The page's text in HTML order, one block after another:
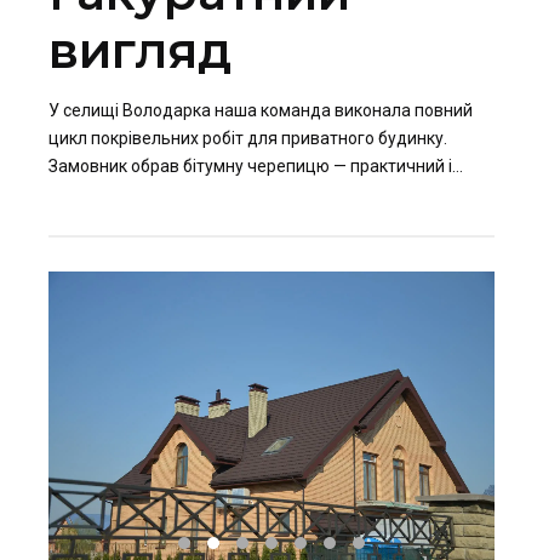
вигляд
У селищі Володарка наша команда виконала повний
цикл покрівельних робіт для приватного будинку.
Замовник обрав бітумну черепицю — практичний і